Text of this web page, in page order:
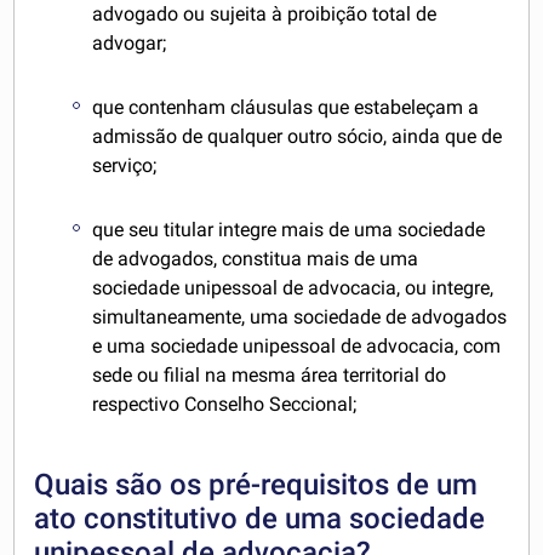
advogado ou sujeita à proibição total de
advogar;
que contenham cláusulas que estabeleçam a
admissão de qualquer outro sócio, ainda que de
serviço;
que seu titular integre mais de uma sociedade
de advogados, constitua mais de uma
sociedade unipessoal de advocacia, ou integre,
simultaneamente, uma sociedade de advogados
e uma sociedade unipessoal de advocacia, com
sede ou filial na mesma área territorial do
respectivo Conselho Seccional;
Quais são os pré-requisitos de um
ato constitutivo de uma sociedade